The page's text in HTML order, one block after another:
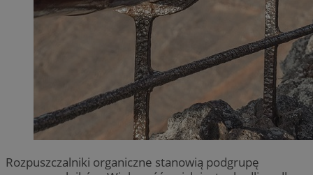
Rozpuszczalniki organiczne stanowią podgrupę